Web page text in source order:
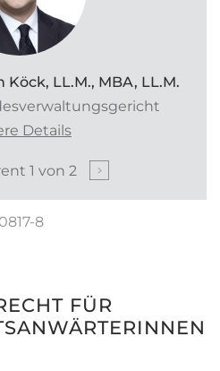
LL.M., MBA, LL.M.
Details
1 von 2
8
FÜR